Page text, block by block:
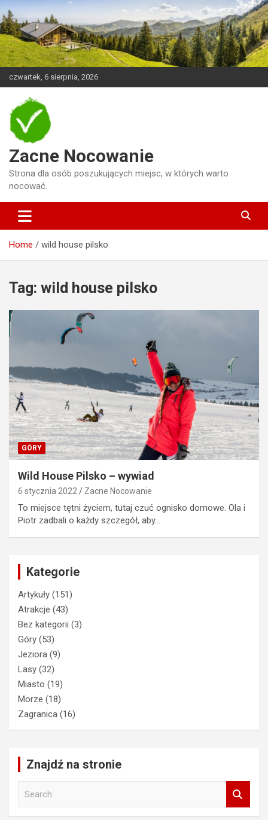
Skip
to
content
czwartek, 6 sierpnia, 2026
Zacne Nocowanie
Strona dla osób poszukujących miejsc, w których warto
nocować.
Home wild house pilsko
Tag: wild house pilsko
GÓRY
Wild House Pilsko – wywiad
6 stycznia 2022 Zacne Nocowanie
To miejsce tętni życiem, tutaj czuć ognisko domowe. Ola i
Piotr zadbali o każdy szczegół, aby…
Kategorie
Artykuły (151)
Atrakcje (43)
Bez kategorii (3)
Góry (53)
Jeziora (9)
Lasy (32)
Miasto (19)
Morze (18)
Zagranica (16)
Znajdź na stronie